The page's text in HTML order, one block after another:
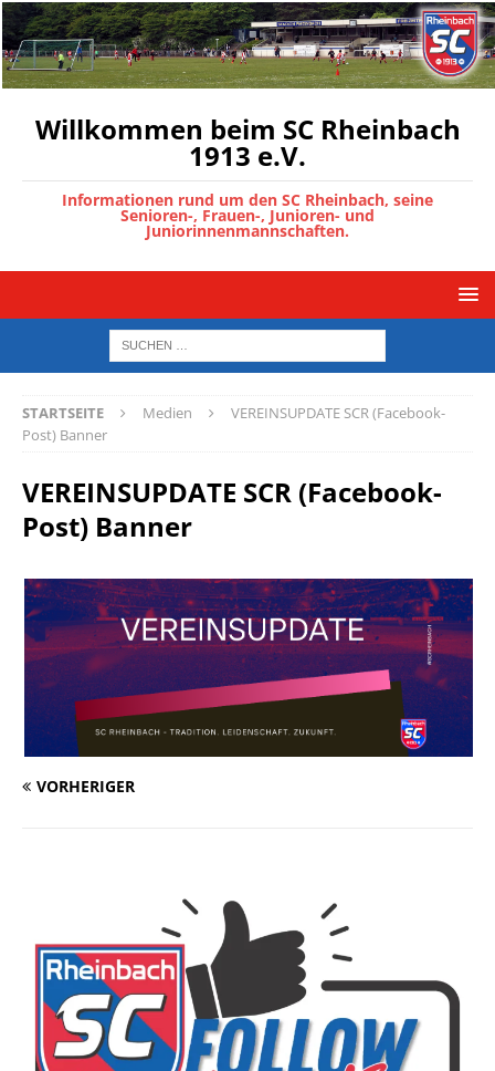
Willkommen beim SC Rheinbach
1913 e.V.
Informationen rund um den SC Rheinbach, seine
Senioren-, Frauen-, Junioren- und
Juniorinnenmannschaften.
STARTSEITE Medien
VEREINSUPDATE SCR (Facebook-
Post) Banner
VEREINSUPDATE SCR (Facebook-
Post) Banner
VORHERIGER